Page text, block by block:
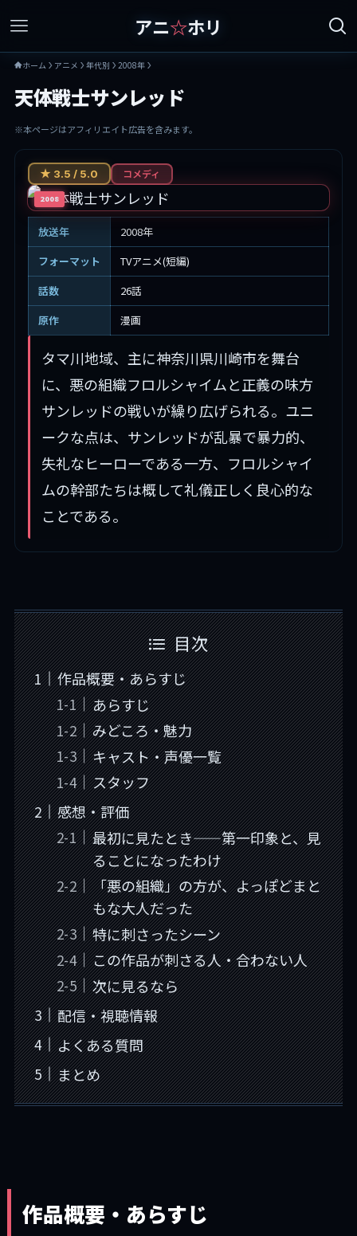
アニ☆ホリ
ホーム アニメ 年代別 2008年
天体戦士サンレッド
※本ページはアフィリエイト広告を含みます。
2008
★ 3.5 / 5.0 コメディ
放送年
2008年
フォーマット
TVアニメ(短編)
話数
26話
原作
漫画
タマ川地域、主に神奈川県川崎市を舞台
に、悪の組織フロルシャイムと正義の味方
サンレッドの戦いが繰り広げられる。ユニ
ークな点は、サンレッドが乱暴で暴力的、
失礼なヒーローである一方、フロルシャイ
ムの幹部たちは概して礼儀正しく良心的な
ことである。
目次
作品概要・あらすじ
あらすじ
みどころ・魅力
キャスト・声優一覧
スタッフ
感想・評価
最初に見たとき——第一印象と、見
ることになったわけ
「悪の組織」の方が、よっぽどまと
もな大人だった
特に刺さったシーン
この作品が刺さる人・合わない人
次に見るなら
配信・視聴情報
よくある質問
まとめ
作品概要・あらすじ